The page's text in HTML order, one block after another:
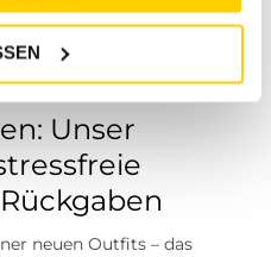
für uns entscheidest, wählst
Saisons hinweg
Unser
neuen Outfits – das